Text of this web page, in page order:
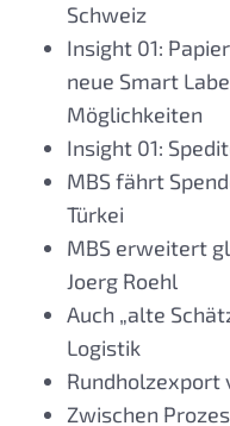
Schweiz
Insight 01:
neue Smart
Möglichkeiten
Insight 01:
MBS fährt
Türkei
MBS erweitert
Joerg Roehl
Auch „alte
Logistik
Rundholzexport
Zwischen